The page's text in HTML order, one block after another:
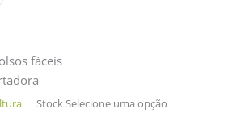
fáceis
StockSelecione uma opção